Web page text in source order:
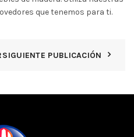
que tenemos para ti.
SIGUIENTE PUBLICACIÓN